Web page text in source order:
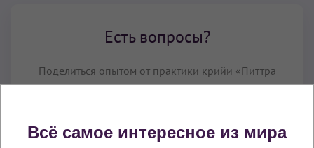
Есть вопросы?
Поделиться опытом от практики крийи «Питтра
(Питтар) Крийя» или задать вопрос о ее
Всё самое интересное из мира